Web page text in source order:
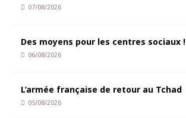
07/08/2026
Des moyens pour les centres sociaux !
06/08/2026
L’armée française de retour au Tchad
05/08/2026